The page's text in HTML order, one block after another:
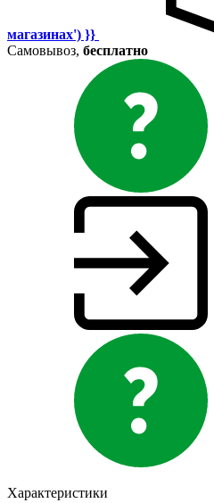
магазинах') }}
Самовывоз, бесплатно
Характеристики